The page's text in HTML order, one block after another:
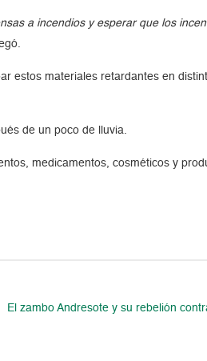
a incendios y esperar que los
estos materiales retardantes en
de un poco de lluvia.
medicamentos, cosméticos y
El zambo Andresote y su rebelión